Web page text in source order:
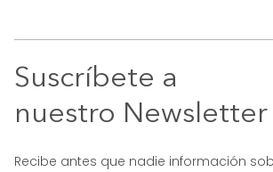
Suscríbete a
nuestro Newsletter
Recibe antes que nadie información